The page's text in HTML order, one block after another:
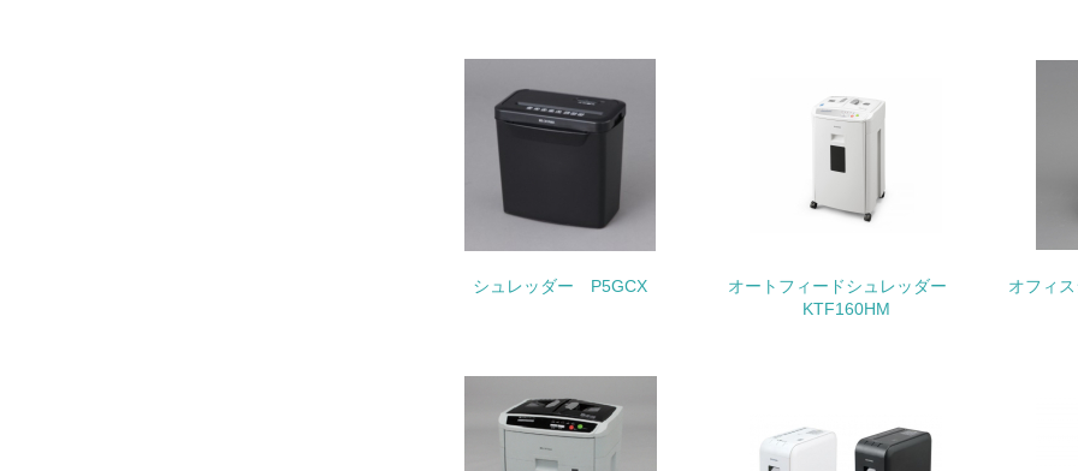
17. <L1> 化学物質の使用量及び外部（大気・水・土壌）への排出量
18. <L2> 化学物質の使用量及び外部への排出量を把握し、具体的な
20. <L2> 発生する廃棄物の量と種類を把握し、具体的な削減・リサ
21.
<L1> 「生物多様性保全」に関する取り組み（例：森林保全活動
購入、原材料のトレーサビリティの確認等）を行っている
シュレッダー P5GCX
オートフィードシュレッダー
KTF160HM
オフィ